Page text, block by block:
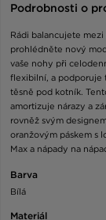
Podrobnosti o
Rádi balancujete
prohlédněte nový
vaše nohy při
flexibilní, a podporuje
těsně pod kotník.
amortizuje nárazy a
rovněž svým
oranžovým páskem s
Max a nápady na
Barva
Bílá
Materiál